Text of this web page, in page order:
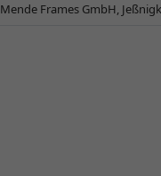
Mende Frames GmbH,